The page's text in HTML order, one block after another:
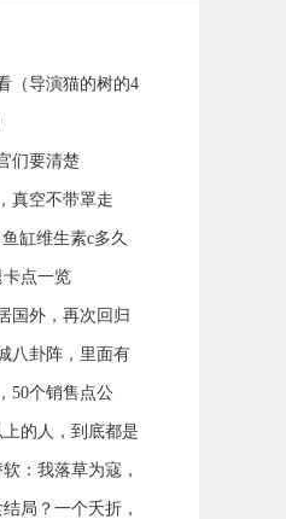
（导演猫的树的4
们要清楚
真空不带罩走
缸维生素c多久
卡点一览
国外，再次回归
八卦阵，里面有
50个销售点公
有？
的人，到底都是
：我落草为寇，
局？一个夭折，